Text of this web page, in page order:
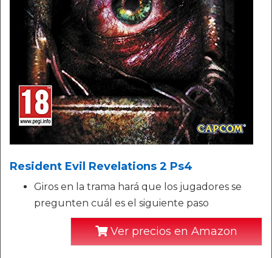
Resident Evil Revelations 2 Ps4
Giros en la trama hará que los jugadores se
pregunten cuál es el siguiente paso
Ver precios en Amazon